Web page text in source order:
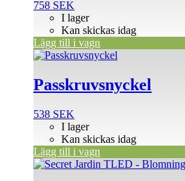
758 SEK
I lager
Kan skickas idag
Lägg till i vagn
Passkruvsnyckel
538 SEK
I lager
Kan skickas idag
Lägg till i vagn
Den